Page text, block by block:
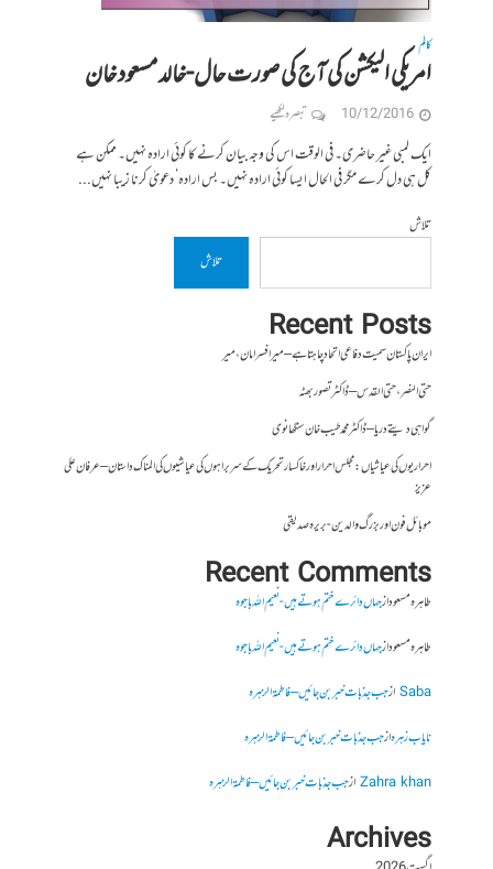
کالم
امریکی الیکشن کی آج کی صورت حال-خالد مسعود خان
10/12/2016 تبصرہ لکھیے
ایک لمبی غیر حاضری۔ فی الوقت اس کی وجہ بیان کرنے کا کوئی ارادہ نہیں۔ ممکن ہے
کل ہی دل کرے مگر فی الحال ایسا کوئی ارادہ نہیں۔ بس ارادہ‘ دعویٰ کرنا زیبا نہیں...
تلاش
تلاش
Recent Posts
ایران پاکستان سمیت دفاعی اتحاد چاہتا ہے – میر افسر امان،میر
حتی النصر ، حتی القدس – ڈاکٹر تصور بھٹہ
گواہی دیتے دریا – ڈاکٹر محمد طیب خان سنگھانوی
احراریوں کی عیاشیاں : مجلس احرار اور خاکسار تحریک کے سربراہوں کی عیاشیوں کی المناک داستان – عرفان علی
عزیز
موبائل فون اور بزرگ والدین- بریرہ صدیقی
Recent Comments
طاہرہ مسعودازجہاں دائرے ختم ہوتے ہیں- نعیم اللہ باجوہ
طاہرہ مسعودازجہاں دائرے ختم ہوتے ہیں- نعیم اللہ باجوہ
Sabaازجب جذبات خبر بن جائیں – فاطمۃالزہرہ
نایاب زہرہازجب جذبات خبر بن جائیں – فاطمۃالزہرہ
Zahra khanازجب جذبات خبر بن جائیں – فاطمۃالزہرہ
Archives